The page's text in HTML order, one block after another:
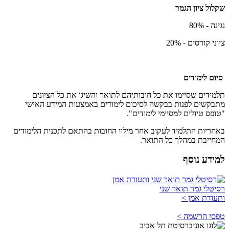
שקלול ציון הגמר
נגינה - 80%
ציוני קורסים - 20%
סיום לימודים
תלמידים שסיימו את כל חובותיהם לתואר והשיגו את כל הציונים
מתבקשים לפנות בבקשה לסיכום לימודים באמצעות המידע האישי
"טופס טיולים למסיימי לימודים".
באחריות התלמיד לעקוב אחר מילוי החובות בהתאם לתכנית הלימודים
המחייבת במהלך כל התואר.
למידע נוסף
רסיטלי גמר תואר שני
ותעודת אמן >
טפסי הרשמה >